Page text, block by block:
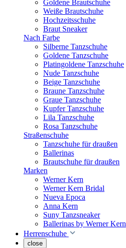
Goldene Brautschuhe
Weiße Brautschuhe
Hochzeitsschuhe
Braut Sneaker
Nach Farbe
Silberne Tanzschuhe
Goldene Tanzschuhe
Platingoldene Tanzschuhe
Nude Tanzschuhe
Beige Tanzschuhe
Braune Tanzschuhe
Graue Tanzschuhe
Kupfer Tanzschuhe
Lila Tanzschuhe
Rosa Tanzschuhe
Straßenschuhe
Tanzschuhe für draußen
Ballerinas
Brautschuhe für draußen
Marken
Werner Kern
Werner Kern Bridal
Nueva Epoca
Anna Kern
Suny Tanzsneaker
Ballerinas by Werner Kern
Herrenschuhe
close